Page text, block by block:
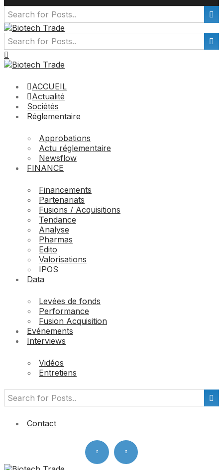
ACCUEIL
Actualité
Sociétés
Réglementaire
Approbations
Actu réglementaire
Newsflow
FINANCE
Financements
Partenariats
Fusions / Acquisitions
Tendance
Analyse
Pharmas
Edito
Valorisations
IPOS
Data
Levées de fonds
Performance
Fusion Acquisition
Evénements
Interviews
Vidéos
Entretiens
Contact